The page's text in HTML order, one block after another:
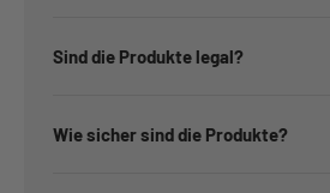
Sind die Produkte legal?
Wie sicher sind die Produkte?